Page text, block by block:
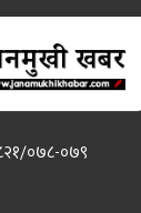
०७८-०७९